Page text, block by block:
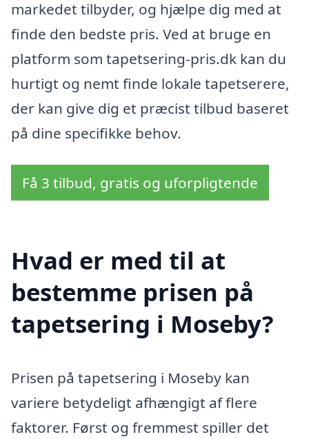
markedet tilbyder, og hjælpe dig med at
finde den bedste pris. Ved at bruge en
platform som tapetsering-pris.dk kan du
hurtigt og nemt finde lokale tapetserere,
der kan give dig et præcist tilbud baseret
på dine specifikke behov.
Få 3 tilbud, gratis og uforpligtende
Hvad er med til at
bestemme prisen på
tapetsering i Moseby?
Prisen på tapetsering i Moseby kan
variere betydeligt afhængigt af flere
faktorer. Først og fremmest spiller det